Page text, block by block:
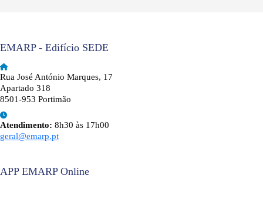
EMARP - Edifício SEDE
Rua José António Marques, 17
Apartado 318
8501-953 Portimão
Atendimento: 8h30 às 17h00
geral@emarp.pt
APP EMARP Online